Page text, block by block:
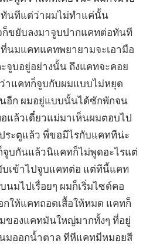
นทีแต่ว่าผมไม่ทำแค่นั้น
ขยับลงมาจูบปากแคทต่อทันที
นมแคทแคทพยายามจะเอามือ
จูบอยู่อย่างนั้น ถึงแคทจะคอย
าแคทก็จูบกับผมแบบไม่หยุด
นอีก ผมอยู่แบบนั้นได้ซักพักจน
แล้วเดี๋ยวแม่มาเห็นผมตอบไป
ระตูแล้ว พี่ขอมีไรกับแคททีน่ะ
จูบกันแล้วนิแคทก็ไม่พูดอะไรแต่
เข้าไปจูบแคทต่อ แต่ทีนี้แคท
มไปเรื่อยๆ ผมก็เริ่มไซด์คอ
ให้แคทถอดเสื้อให้หมด แคทก็
ของแคทมันใหญ่มากทั้งๆ ที่อยู่
มออกน้ำตาล ทีหีแคทมีหมอยสี